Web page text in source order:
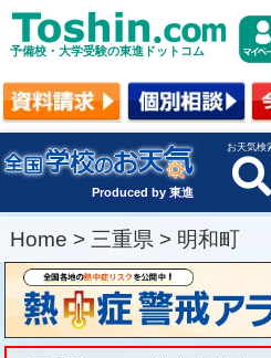
予備校・大学受験の東進ドットコム
Produced by 東進
お天気検
Home > 三重県 > 明和町